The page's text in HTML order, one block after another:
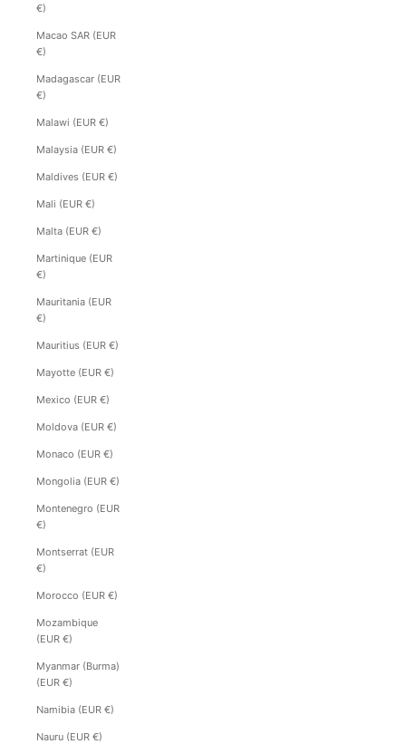
€)
Macao SAR (EUR
€)
Madagascar (EUR
€)
Malawi (EUR €)
Malaysia (EUR €)
Maldives (EUR €)
Mali (EUR €)
Malta (EUR €)
Martinique (EUR
€)
Mauritania (EUR
€)
Mauritius (EUR €)
Mayotte (EUR €)
Mexico (EUR €)
Moldova (EUR €)
Monaco (EUR €)
Mongolia (EUR €)
Montenegro (EUR
€)
Montserrat (EUR
€)
Morocco (EUR €)
Mozambique
(EUR €)
Myanmar (Burma)
(EUR €)
Namibia (EUR €)
Nauru (EUR €)